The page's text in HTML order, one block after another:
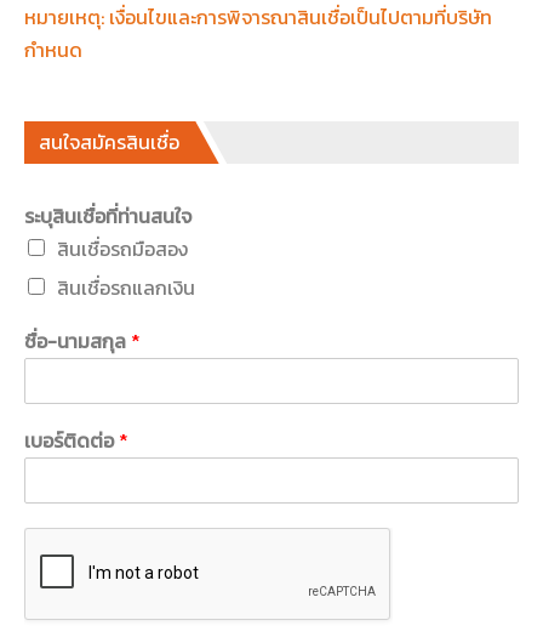
หมายเหตุ: เงื่อนไขและการพิจารณาสินเชื่อเป็นไปตามที่บริษัท
กำหนด
สนใจสมัครสินเชื่อ
ระบุสินเชื่อที่ท่านสนใจ
สินเชื่อรถมือสอง
สินเชื่อรถแลกเงิน
ชื่อ-นามสกุล *
เบอร์ติดต่อ*